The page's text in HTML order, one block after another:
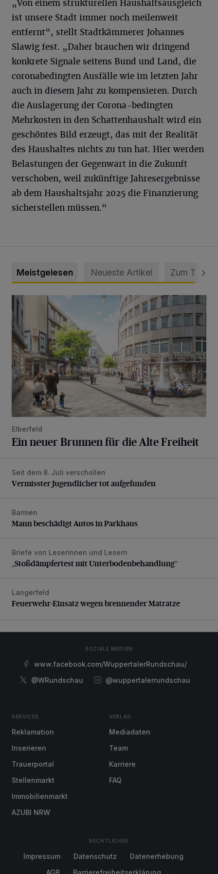
„Von einem strukturellen Haushaltsausgleich
ist unsere Stadt immer noch meilenweit
entfernt“, stellt Stadtkämmerer Johannes
Slawig fest. „Daher brauchen wir dringend
konkrete Signale seitens Bund und Land, die
coronabedingten Ausfälle wie im letzten Jahr
auch in diesem Jahr zu kompensieren. Durch
die Auslagerung der Corona-bedingten
Mehrkosten in den Schattenhaushalt wird ein
geschöntes Bild erzeugt, das mit der Realität
des Haushaltes nichts zu tun hat. Hier werden
Belastungen der Gegenwart in die Zukunft
verschoben, weil zukünftige Jahresergebnisse
ab dem Haushaltsjahr 2025 die Finanzierung
sicherstellen müssen.“
Meistgelesen Neueste Artikel Zum Thema
Ein neuer Brunnen für die Alte Freiheit
Elberfeld
Ein neuer Brunnen für die Alte Freiheit
Vermisster Jugendlicher tot aufgefunden
Seit dem 8. Juli verschollen
Vermisster Jugendlicher tot aufgefunden
Mann beschädigt Autos in Parkhaus
Barmen
Mann beschädigt Autos in Parkhaus
„Stoßdämpfertest mit Unterbodenbehandlung“
Briefe von Leserinnen und Lesern
„Stoßdämpfertest mit Unterbodenbehandlung“
Feuerwehr-Einsatz wegen brennender Matratze
Langerfeld
Feuerwehr-Einsatz wegen brennender Matratze
SOZIALE MEDIEN
www.facebook.com/WuppertalerRundschau/
@WRundschau
@wuppertalerrundschau
SERVICES
Reklamation
Inserieren
Trauerportal
Stellenmarkt
Immobilienmarkt
AZUBI NRW
VERLAG
Mediadaten
Team
Karriere
FAQ
RECHTLICHES
Impressum Datenschutz
Datenerhebung
AGB
Barrierefreiheitserklärung